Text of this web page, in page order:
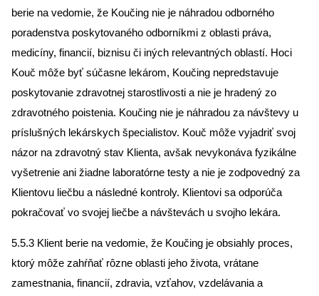
berie na vedomie, že Koučing nie je náhradou odborného
poradenstva poskytovaného odborníkmi z oblasti práva,
medicíny, financií, biznisu či iných relevantných oblastí. Hoci
Kouč môže byť súčasne lekárom, Koučing nepredstavuje
poskytovanie zdravotnej starostlivosti a nie je hradený zo
zdravotného poistenia. Koučing nie je náhradou za návštevy u
príslušných lekárskych špecialistov. Kouč môže vyjadriť svoj
názor na zdravotný stav Klienta, avšak nevykonáva fyzikálne
vyšetrenie ani žiadne laboratórne testy a nie je zodpovedný za
Klientovu liečbu a následné kontroly. Klientovi sa odporúča
pokračovať vo svojej liečbe a návštevách u svojho lekára.
5.5.3 Klient berie na vedomie, že Koučing je obsiahly proces,
ktorý môže zahŕňať rôzne oblasti jeho života, vrátane
zamestnania, financií, zdravia, vzťahov, vzdelávania a